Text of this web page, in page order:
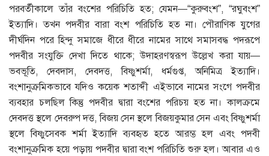
পরবর্তীকালে তাঁর বংশের পরিচিতি হত; যেমন—“কুরুবংশ”, “রঘুবংশ”
ইত্যাদি। তখন পদবীর বারা বংশ পরিচিতি হত না। পৌরাণিক যুগের
দীর্ঘদিন পরে হিন্দু সমাজে ধীরে ধীরে নামের সাথে সমাসবদ্ধ পদরূপে
পদবীর সংযুক্তি দেখা দিতে থাকে; উদাহরণস্বরূপ উল্লেখ করা যায়—
ভবভূতি, দেবদাস, দেবদত্ত, বিষ্ণুশর্মা, ধর্মগুপ্ত, অনিমিত্র ইত্যাদি।
বংশানুক্রমিকভাবে যদিও কয়েক শতাব্দী এইভাবে নামের সংগে পদবীর
ব্যবহার চলছিল কিন্তু পদবীর দ্বারা বংশের পরিচয় হত না। কালক্রমে
দেবদত্ত স্থলে দেবরুপ দত্ত, বিজয় সেন স্থলে বিজয়কুমার সেন এবং বিষ্ণুশর্মা
স্থলে বিষ্ণুসেবক শর্মা ইত্যাদি ব্যবহৃত হতে আরম্ভ হল এবং পদবী
বংশানুক্রমিক হয়ে পড়ায় পদবীর দ্বারা বংশ পরিচিতি শুরু হল। আবার এও